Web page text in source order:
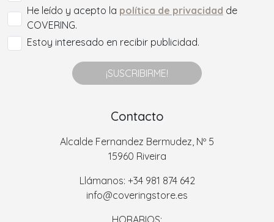
He leído y acepto la política de privacidad de
COVERING.
Estoy interesado en recibir publicidad.
¡SUSCRIBIRME!
Contacto
Alcalde Fernandez Bermudez, Nº 5
15960 Riveira
Llámanos: +34 981 874 642
info@coveringstore.es
HORARIOS: